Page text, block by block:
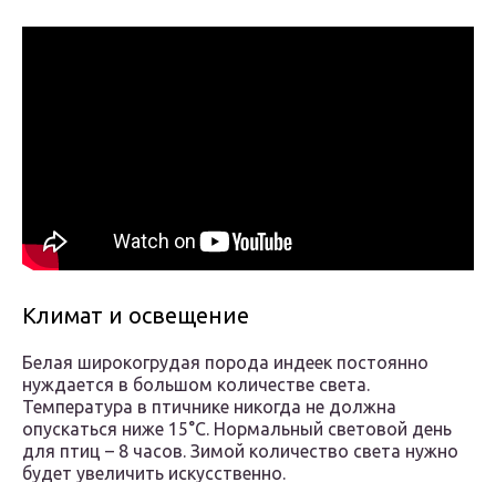
Климат и освещение
Белая широкогрудая порода индеек постоянно
нуждается в большом количестве света.
Температура в птичнике никогда не должна
опускаться ниже 15°C. Нормальный световой день
для птиц – 8 часов. Зимой количество света нужно
будет увеличить искусственно.